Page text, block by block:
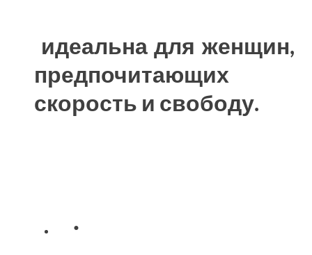
идеальна для женщин,
предпочитающих
скорость и свободу.
·